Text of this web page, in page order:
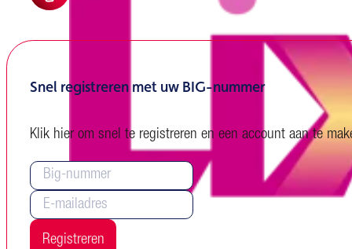
Snel registreren met uw BIG-nummer
Klik hier om snel te registreren en een account aan te
Registreren